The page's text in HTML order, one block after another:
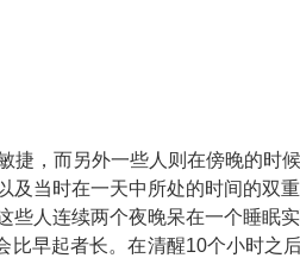
，而另外一些人则在傍晚的时
当时在一天中所处的时间的
人连续两个夜晚呆在一个睡眠
早起者长。在清醒10个小时之